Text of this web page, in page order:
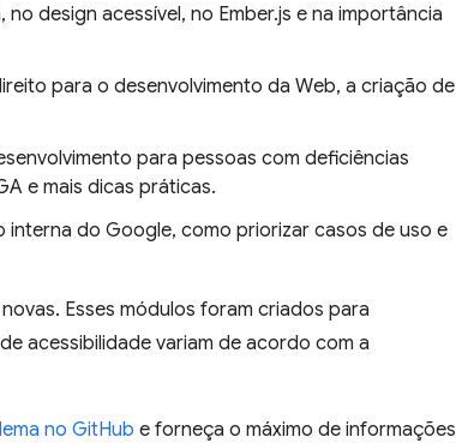
design acessível, no Ember.js e na importância
para o desenvolvimento da Web, a criação de
para pessoas com deficiências
e mais dicas práticas.
do Google, como priorizar casos de uso e
Esses módulos foram criados para
acessibilidade variam de acordo com a
no GitHub e forneça o máximo de informações